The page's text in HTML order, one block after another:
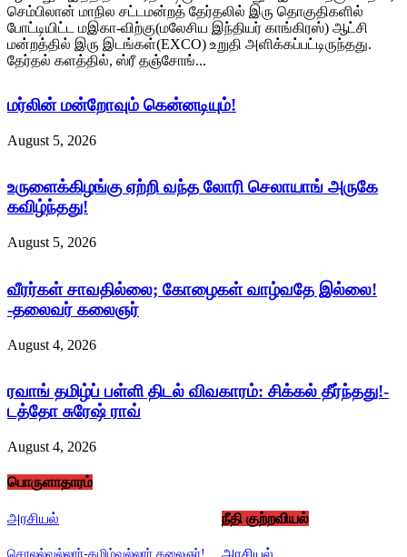
செம்பிலான் மாநில சட்டமன்றத் தேர்தலில் இரு தொகுதிகளில்
போட்டியிட்ட மஇகா-விற்கு(மலேசிய இந்தியர் காங்கிரஸ்) ஆட்சி
மன்றத்தில் இரு இடங்கள்(EXCO) உறுதி அளிக்கப்பட்டிருந்தது.
தேர்தல் களத்தில், ஸ்ரீ தஞ்சோங்...
மர்லின் மன்றோவும் கென்னடியும்!
August 5, 2026
உருளைக்கிழங்கு ஏற்றி வந்த லோரி செலாயாங் அருகே
கவிழ்ந்தது!
August 5, 2026
வீரர்கள் சாவதில்லை; கோழைகள் வாழ்வதே இல்லை!
-தலைவர் கலைஞர்
August 4, 2026
ரவாங் தமிழ்ப் பள்ளி திடல் விவகாரம்: சிக்கல் தீர்ந்தது!-
டத்தோ சுரேஷ் ராவ்
August 4, 2026
பொருளாதாரம்
அரசியல்
சொலல்வல்லார்-தமிழ்வல்லார் கலைஞர்!
நீதி குற்றவியல்
அரசியல்